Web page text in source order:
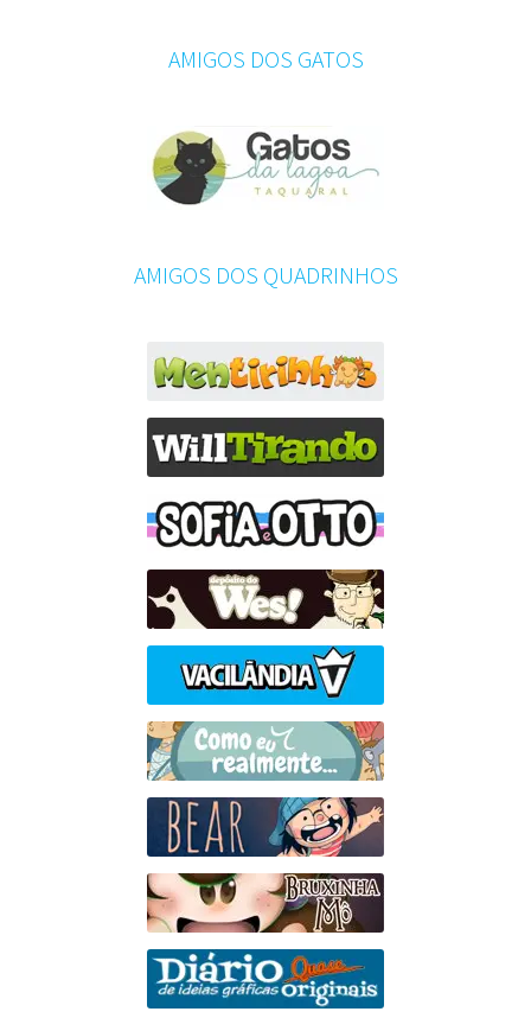
AMIGOS DOS GATOS
AMIGOS DOS QUADRINHOS